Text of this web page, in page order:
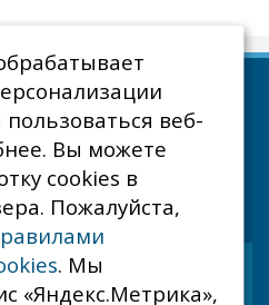
Завод теплиц»
152-24-04
веб-
Вы можете
сookies в
Пожалуйста,
. Мы
«Яндекс.Метрика»,